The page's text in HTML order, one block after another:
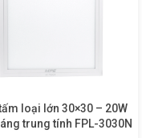
tấm loại lớn 30×30 – 20W
trung tính FPL-3030N